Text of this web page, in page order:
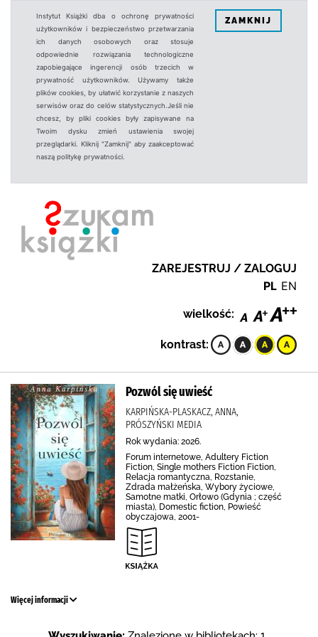
Instytut Książki dba o ochronę prywatności
użytkowników i bezpieczeństwo przetwarzania
ich danych osobowych oraz stosuje
odpowiednie rozwiązania technologiczne
zapobiegające ingerencji osób trzecich w
prywatność użytkowników. Używamy także
plików cookies, by ułatwić korzystanie z naszych
serwisów oraz do celów statystycznych.Jeśli nie
chcesz, by pliki cookies były zapisywane na
Twoim dysku zmień ustawienia swojej
przeglądarki. Kliknij "Zamknij" aby zaakceptować
naszą politykę prywatności.
ZAMKNIJ
ZAREJESTRUJ / ZALOGUJ
PL EN
wielkość:
kontrast:
Pozwól się uwieść
KARPIŃSKA-PLASKACZ, ANNA,
PRÓSZYŃSKI MEDIA
Rok wydania: 2026.
Forum internetowe, Adultery Fiction
Fiction, Single mothers Fiction Fiction,
Relacja romantyczna, Rozstanie,
Zdrada małżeńska, Wybory życiowe,
Samotne matki, Orłowo (Gdynia ; część
miasta), Domestic fiction, Powieść
obyczajowa, 2001-
Więcej informacji